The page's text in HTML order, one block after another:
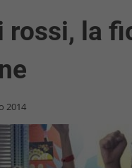
rossi, la
2014